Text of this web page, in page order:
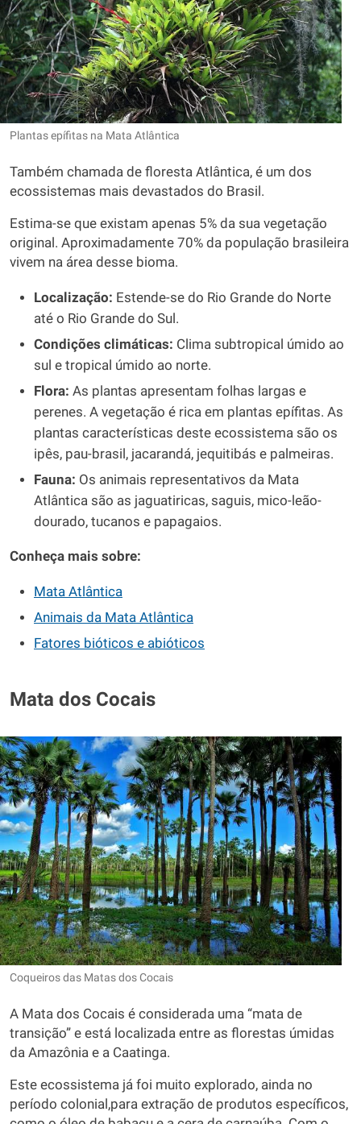
Plantas epífitas na Mata Atlântica
Também chamada de floresta Atlântica, é um dos
ecossistemas mais devastados do Brasil.
Estima-se que existam apenas 5% da sua vegetação
original. Aproximadamente 70% da população brasileira
vivem na área desse bioma.
Localização: Estende-se do Rio Grande do Norte
até o Rio Grande do Sul.
Condições climáticas: Clima subtropical úmido ao
sul e tropical úmido ao norte.
Flora: As plantas apresentam folhas largas e
perenes. A vegetação é rica em plantas epífitas. As
plantas características deste ecossistema são os
ipês, pau-brasil, jacarandá, jequitibás e palmeiras.
Fauna: Os animais representativos da Mata
Atlântica são as jaguatiricas, saguis, mico-leão-
dourado, tucanos e papagaios.
Conheça mais sobre:
Mata Atlântica
Animais da Mata Atlântica
Fatores bióticos e abióticos
Mata dos Cocais
Coqueiros das Matas dos Cocais
A Mata dos Cocais é considerada uma “mata de
transição” e está localizada entre as florestas úmidas
da Amazônia e a Caatinga.
Este ecossistema já foi muito explorado, ainda no
período colonial,para extração de produtos específicos,